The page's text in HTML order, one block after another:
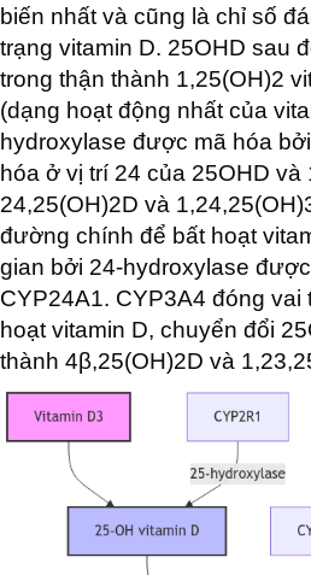
biến nhất và cũng là chỉ số
trạng vitamin D. 25OHD sau
trong thận thành 1,25(OH)2
(dạng hoạt động nhất của
hydroxylase được mã hóa
hóa ở vị trí 24 của 25OHD và
24,25(OH)2D và
đường chính để bất hoạt
gian bởi 24-hydroxylase
CYP24A1. CYP3A4 đóng vai
hoạt vitamin D, chuyển đổi
thành 4β,25(OH)2D và